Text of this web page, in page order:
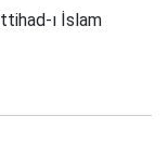
ı İslam